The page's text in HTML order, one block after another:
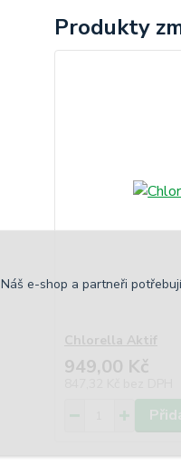
Produkty
Chlorella Aktif
949,00 Kč
Náš e-shop a partneři